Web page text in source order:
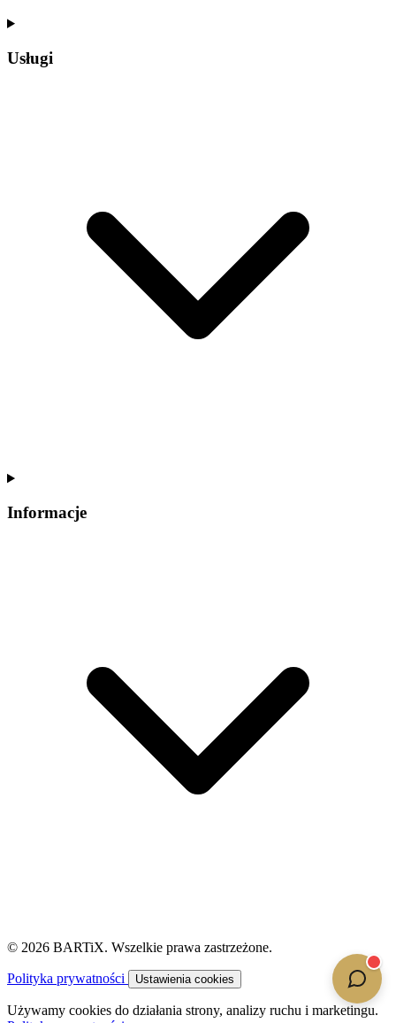
Usługi
Informacje
© 2026 BARTiX. Wszelkie prawa zastrzeżone.
Polityka prywatności Ustawienia cookies
Używamy cookies do działania strony, analizy ruchu i marketingu.